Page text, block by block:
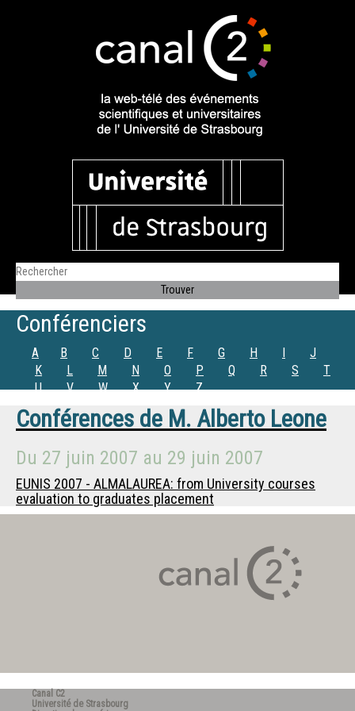
Conférenciers
A B C D E F G H I
J
K
L M N O P Q R S
T
U
V W X Y Z
Conférences de M. Alberto Leone
Du 27 juin 2007 au 29 juin 2007
EUNIS 2007 - ALMALAUREA: from University courses
evaluation to graduates placement
Canal C2
Université de Strasbourg